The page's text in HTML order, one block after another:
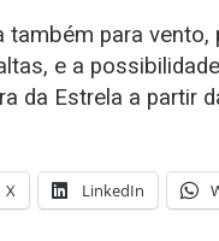
também para
e a
da Estrela a partir
X LinkedIn